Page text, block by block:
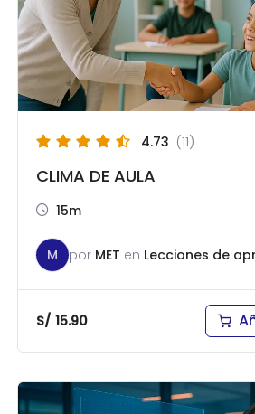
4.73 (11)
CLIMA DE AULA
15m
M por MET en Lecciones de
S/ 15.90